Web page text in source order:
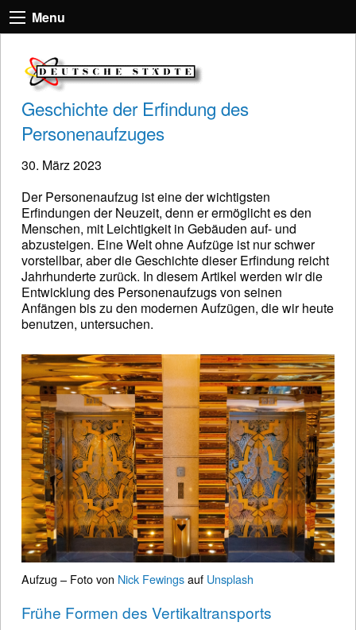
Menu
Geschichte der Erfindung des
Personenaufzuges
30. März 2023
Der Personenaufzug ist eine der wichtigsten
Erfindungen der Neuzeit, denn er ermöglicht es den
Menschen, mit Leichtigkeit in Gebäuden auf- und
abzusteigen. Eine Welt ohne Aufzüge ist nur schwer
vorstellbar, aber die Geschichte dieser Erfindung reicht
Jahrhunderte zurück. In diesem Artikel werden wir die
Entwicklung des Personenaufzugs von seinen
Anfängen bis zu den modernen Aufzügen, die wir heute
benutzen, untersuchen.
Aufzug – Foto von Nick Fewingsauf Unsplash
Frühe Formen des Vertikaltransports